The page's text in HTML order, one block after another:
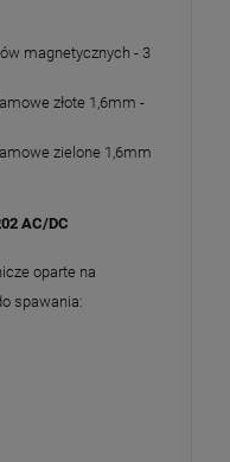
magnetycznych - 3
złote 1,6mm -
zielone 1,6mm
AC/DC
oparte na
spawania: